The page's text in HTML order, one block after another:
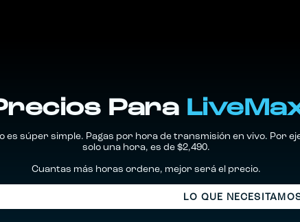
Para
es súper simple. Pagas por hora de transmisión en vivo. Por
solo una hora, es de $2,490.
Cuantas más horas ordene, mejor será el precio.
LO QUE